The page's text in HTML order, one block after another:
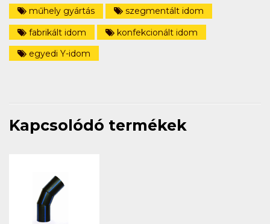
műhely gyártás
szegmentált idom
fabrikált idom
konfekcionált idom
egyedi Y-idom
Kapcsolódó termékek